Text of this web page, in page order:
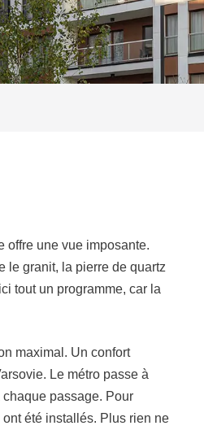
offre une vue imposante.
le granit, la pierre de quartz
tout un programme, car la
maximal. Un confort
Le métro passe à
passage. Pour
ont été installés. Plus rien ne